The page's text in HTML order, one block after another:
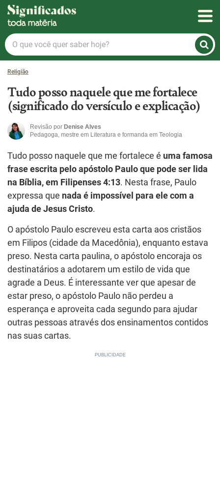
Significados
O
que
você
quer
saber
hoje?
Religião
Tudo posso naquele que me fortalece
(significado do versículo e explicação)
Revisão por Denise Alves
Pedagoga, mestre em Literatura e formanda em Teologia
Tudo posso naquele que me fortalece é uma famosa
frase escrita pelo apóstolo Paulo que pode ser lida
na Bíblia, em Filipenses 4:13. Nesta frase, Paulo
expressa que nada é impossível para ele com a
ajuda de Jesus Cristo.
O apóstolo Paulo escreveu esta carta aos cristãos
em Filipos (cidade da Macedônia), enquanto estava
preso. Nesta carta paulina, o apóstolo encoraja os
destinatários a adotarem um estilo de vida que
agrade a Deus. É interessante ver que apesar de
estar preso, o apóstolo Paulo não perdeu a
esperança e aproveita cada segundo para ajudar
outras pessoas através dos ensinamentos contidos
nas suas cartas.